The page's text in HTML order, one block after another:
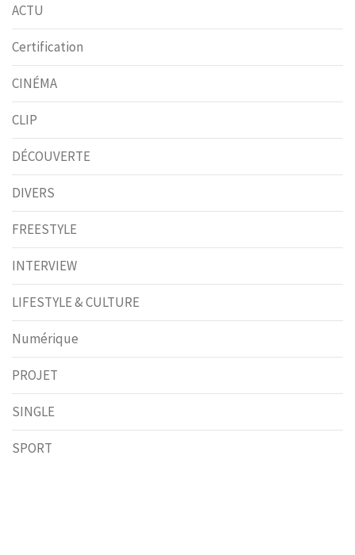
ACTU
Certification
CINÉMA
CLIP
DÉCOUVERTE
DIVERS
FREESTYLE
INTERVIEW
LIFESTYLE & CULTURE
Numérique
PROJET
SINGLE
SPORT